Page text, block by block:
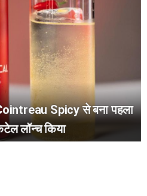
Spicy से बना पहला
लॉन्च किया